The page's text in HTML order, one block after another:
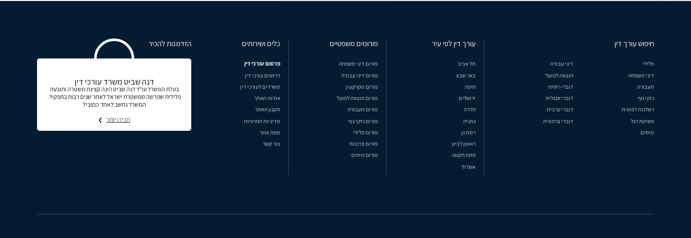
חיפוש עורך דין
פלילי
דיני עבודה
דיני משפחה
הוצאה לפועל
תעבורה
דוברי רוסית
נזקי גוף
דוברי אנגלית
רשלנות רפואית
דוברי ערבית
פשיטת רגל
דוברי צרפתית
מיסים
עורך דין לפי עיר
תל אביב
באר שבע
חיפה
ירושלים
חדרה
נתניה
רמת גן
ראשון לציון
פתח תקווה
אשדוד
פורומים משפטיים
פורום דיני משפחה
פורום דיני עבודה
פורום מקרקעין
פורום הוצאה לפועל
פורום תעבורה
פורום נזקי גוף
פורום פלילי
פורום צרכנות
פורום מיסים
כלים ושירותים
פרסום עורכי דין
דרושים עורכי דין
משרדים לעורכי דין
אודות האתר
תקנון האתר
מדיניות הפרטיות
מפת אתר
צור קשר
הזדמנות להכיר
דנה שביט משרד עורכי דין
בעלת המשרד עו"ד דנה שביט הינה קצינת משטרה ותובעת
פלילית שפרשה ממשטרת ישראל לאחר שנים רבות בתפקיד.
המשרד נחשב לאחד המוביל
תכירו יותר